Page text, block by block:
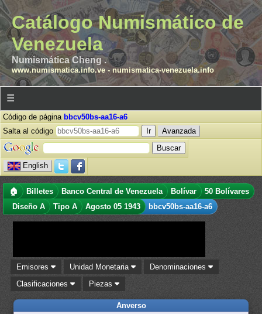
Catálogo Numismático de
Venezuela
Numismática Cheng .
www.numismatica.info.ve- numismatica-venezuela.info
☰
Código de página bbcv50bs-aa16-a6
Salta al código
Avanzada
English
🏠 Billetes Banco Central de Venezuela Bolívar
50 Bolívares
Diseño A
Tipo A Agosto 05 1943 bbcv50bs-aa16-a6
Emisores Unidad Monetaria
Denominaciones
Clasificaciones
Piezas
Anverso